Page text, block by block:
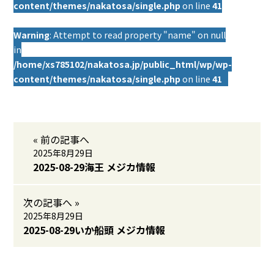
content/themes/nakatosa/single.php on line41
Warning: Attempt to read property "name" on null
in
/home/xs785102/nakatosa.jp/public_html/wp/wp-
content/themes/nakatosa/single.php on line41
« 前の記事へ
2025年8月29日
2025-08-29海王 メジカ情報
次の記事へ »
2025年8月29日
2025-08-29いか船頭 メジカ情報